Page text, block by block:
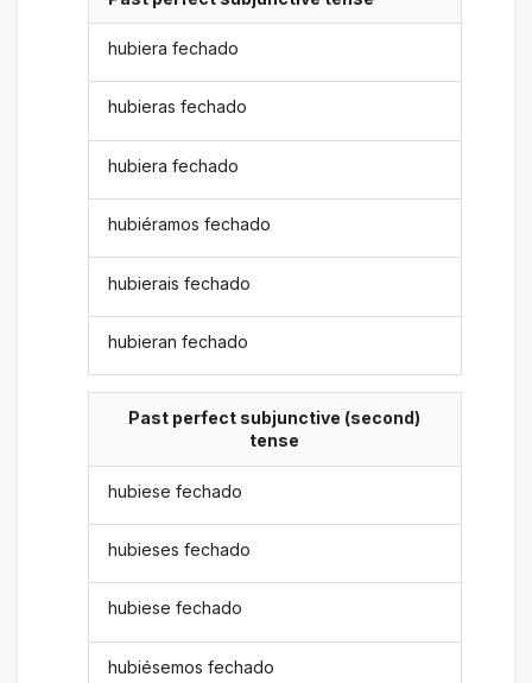
hubiera fechado
hubieras fechado
hubiera fechado
hubiéramos fechado
hubierais fechado
hubieran fechado
Past perfect subjunctive (second)
tense
hubiese fechado
hubieses fechado
hubiese fechado
hubiésemos fechado